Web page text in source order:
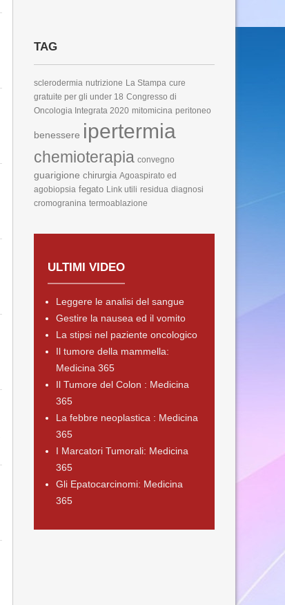
TAG
sclerodermia nutrizione La Stampa cure
gratuite per gli under 18 Congresso di
Oncologia Integrata 2020 mitomicina peritoneo
benessere ipertermia
chemioterapia convegno
guarigione chirurgia Agoaspirato ed
agobiopsia fegato Link utili residua diagnosi
cromogranina termoablazione
ULTIMI VIDEO
Leggere le analisi del sangue
Gestire la nausea ed il vomito
La stipsi nel paziente oncologico
Il tumore della mammella:
Medicina 365
Il Tumore del Colon : Medicina
365
La febbre neoplastica : Medicina
365
I Marcatori Tumorali: Medicina
365
Gli Epatocarcinomi: Medicina
365